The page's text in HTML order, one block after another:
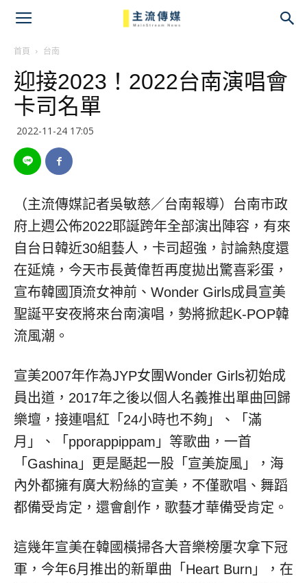
首頁 台南
迎接2023！2022台南演唱會
卡司名單
2022-11-24 17:05
（主流傳媒記者吳敏慈／台南報導）台南市政
府上週公佈2022耶誕跨年全部演出陣容，有來
自台日韓近30組藝人，卡司超強，討論熱度還
在延燒，今天市長黃偉哲再度拋出驚喜彩蛋，
宣布韓國頂流女神前、Wonder Girls成員宣美
聖誕平安夜將來台南演唱，勢將掀起K-POP韓
流風潮。
宣美2007年作為JYP女團Wonder Girls初始成
員出道，2017年之後以個人名義推出單曲回歸
樂壇，接連唱紅「24小時也不夠」、「滿
月」、「pporappippam」等歌曲，一首
「Gashina」更是颳起一股「宣美旋風」，海
內外都擁有廣大粉絲的宣美，不僅歌唱、舞蹈
都備受肯定，還會創作，歌藝才華備受肯定。
這幾年宣美在韓國橫掃各大音樂榜屢次拿下冠
軍，今年6月推出的新單曲「Heart Burn」，在